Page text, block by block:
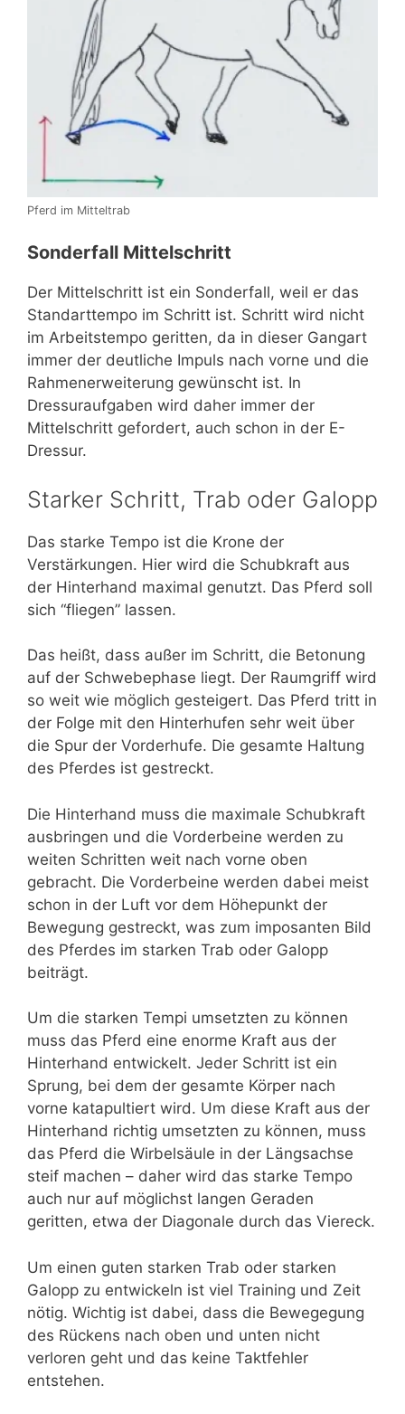
Pferd im Mitteltrab
Sonderfall Mittelschritt
Der Mittelschritt ist ein Sonderfall, weil er das
Standarttempo im Schritt ist. Schritt wird nicht
im Arbeitstempo geritten, da in dieser Gangart
immer der deutliche Impuls nach vorne und die
Rahmenerweiterung gewünscht ist. In
Dressuraufgaben wird daher immer der
Mittelschritt gefordert, auch schon in der E-
Dressur.
Starker Schritt, Trab oder Galopp
Das starke Tempo ist die Krone der
Verstärkungen. Hier wird die Schubkraft aus
der Hinterhand maximal genutzt. Das Pferd soll
sich “fliegen” lassen.
Das heißt, dass außer im Schritt, die Betonung
auf der Schwebephase liegt. Der Raumgriff wird
so weit wie möglich gesteigert. Das Pferd tritt in
der Folge mit den Hinterhufen sehr weit über
die Spur der Vorderhufe. Die gesamte Haltung
des Pferdes ist gestreckt.
Die Hinterhand muss die maximale Schubkraft
ausbringen und die Vorderbeine werden zu
weiten Schritten weit nach vorne oben
gebracht. Die Vorderbeine werden dabei meist
schon in der Luft vor dem Höhepunkt der
Bewegung gestreckt, was zum imposanten Bild
des Pferdes im starken Trab oder Galopp
beiträgt.
Um die starken Tempi umsetzten zu können
muss das Pferd eine enorme Kraft aus der
Hinterhand entwickelt. Jeder Schritt ist ein
Sprung, bei dem der gesamte Körper nach
vorne katapultiert wird. Um diese Kraft aus der
Hinterhand richtig umsetzten zu können, muss
das Pferd die Wirbelsäule in der Längsachse
steif machen – daher wird das starke Tempo
auch nur auf möglichst langen Geraden
geritten, etwa der Diagonale durch das Viereck.
Um einen guten starken Trab oder starken
Galopp zu entwickeln ist viel Training und Zeit
nötig. Wichtig ist dabei, dass die Bewegegung
des Rückens nach oben und unten nicht
verloren geht und das keine Taktfehler
entstehen.